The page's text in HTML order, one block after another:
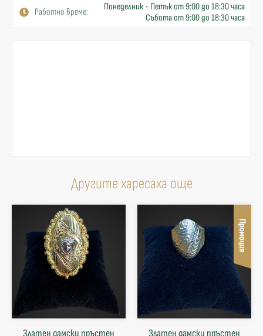
Работно време:
Понеделник - Петък от 9:00 до 18:30 часа
Събота от 9:00 до 18:30 часа
Другите харесаха още
Златен дамски пръстен
Промоция
Златен дамски пръстен